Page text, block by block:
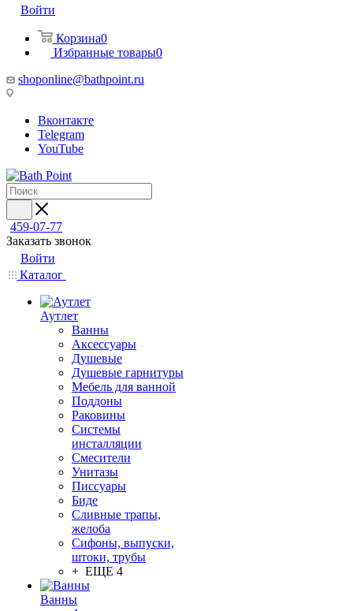
Войти
Корзина0
Избранные товары0
shoponline@bathpoint.ru
Вконтакте
Telegram
YouTube
459-07-77
Заказать звонок
Войти
Каталог
Аутлет
Ванны
Аксессуары
Душевые
Душевые гарнитуры
Мебель для ванной
Поддоны
Раковины
Системы
инсталляции
Смесители
Унитазы
Писсуары
Биде
Сливные трапы,
желоба
Сифоны, выпуски,
штоки, трубы
+ ЕЩЕ 4
Ванны